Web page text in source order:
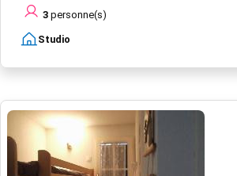
3 personne(s)
Studio